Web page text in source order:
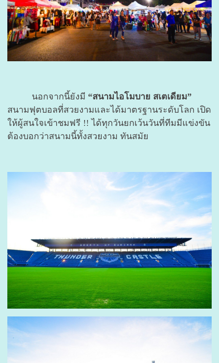
นอกจากนี้ยังมี “สนามไอโมบาย สเตเดียม”
สนามฟุตบอลที่สวยงามและได้มาตรฐานระดับโลก เปิด
ให้ผู้สนใจเข้าชมฟรี !! ได้ทุกวันยกเว้นวันที่ทีมมีแข่งขัน
ต้องบอกว่าสนามนี้ทั้งสวยงาม ทันสมัย